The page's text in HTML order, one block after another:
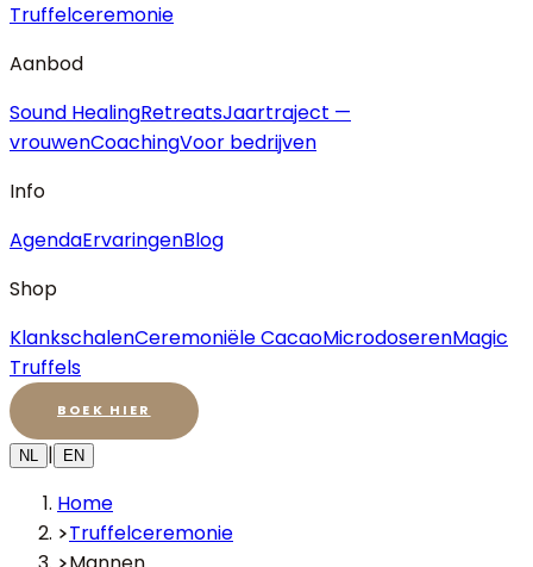
Truffelceremonie
Aanbod
Sound HealingRetreatsJaartraject —
vrouwenCoachingVoor bedrijven
Info
AgendaErvaringenBlog
Shop
KlankschalenCeremoniële CacaoMicrodoserenMagic
Truffels
BOEK HIER
NL | EN
Home
Truffelceremonie